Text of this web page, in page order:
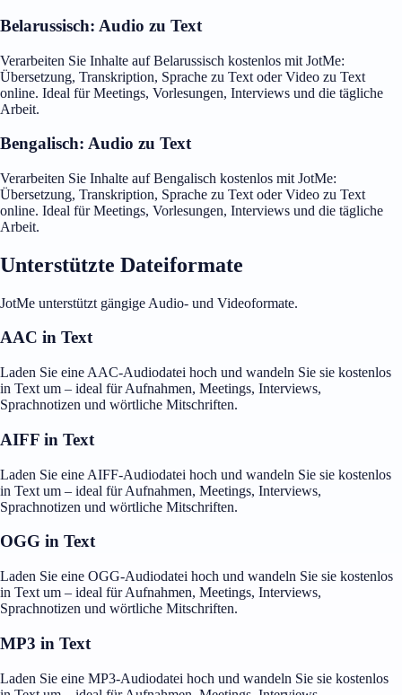
Belarussisch: Audio zu Text
Verarbeiten Sie Inhalte auf Belarussisch kostenlos mit JotMe:
Übersetzung, Transkription, Sprache zu Text oder Video zu Text
online. Ideal für Meetings, Vorlesungen, Interviews und die tägliche
Arbeit.
Bengalisch: Audio zu Text
Verarbeiten Sie Inhalte auf Bengalisch kostenlos mit JotMe:
Übersetzung, Transkription, Sprache zu Text oder Video zu Text
online. Ideal für Meetings, Vorlesungen, Interviews und die tägliche
Arbeit.
Unterstützte Dateiformate
JotMe unterstützt gängige Audio- und Videoformate.
AAC in Text
Laden Sie eine AAC-Audiodatei hoch und wandeln Sie sie kostenlos
in Text um – ideal für Aufnahmen, Meetings, Interviews,
Sprachnotizen und wörtliche Mitschriften.
AIFF in Text
Laden Sie eine AIFF-Audiodatei hoch und wandeln Sie sie kostenlos
in Text um – ideal für Aufnahmen, Meetings, Interviews,
Sprachnotizen und wörtliche Mitschriften.
OGG in Text
Laden Sie eine OGG-Audiodatei hoch und wandeln Sie sie kostenlos
in Text um – ideal für Aufnahmen, Meetings, Interviews,
Sprachnotizen und wörtliche Mitschriften.
MP3 in Text
Laden Sie eine MP3-Audiodatei hoch und wandeln Sie sie kostenlos